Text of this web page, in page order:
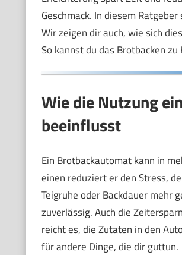
Geschmack. In diesem
Wir zeigen dir auch, wie sich
So kannst du das Brotbacken
Wie die Nutzung
beeinflusst
Ein Brotbackautomat kann in
einen reduziert er den Stress,
Teigruhe oder Backdauer mehr
zuverlässig. Auch die
reicht es, die Zutaten in den
für andere Dinge, die dir guttun.